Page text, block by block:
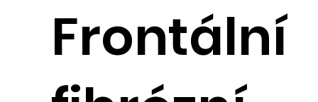
Frontální